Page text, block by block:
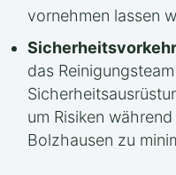
vornehmen lassen
das
um Risiken
Bolzhausen zu